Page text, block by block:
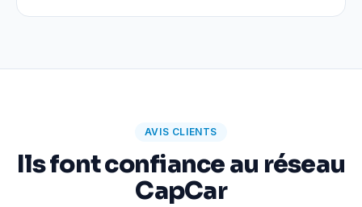
AVIS CLIENTS
Ils font confiance au réseau
CapCar